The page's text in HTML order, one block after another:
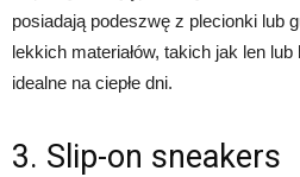
posiadają podeszwę z plecionki lub
lekkich materiałów, takich jak len
idealne na ciepłe dni.
3. Slip-on sneakers